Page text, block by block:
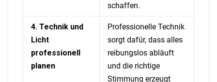
schaffen.
4. Technik und
Licht
professionell
planen
Professionelle Technik
sorgt dafür, dass alles
reibungslos abläuft
und die richtige
Stimmung erzeugt